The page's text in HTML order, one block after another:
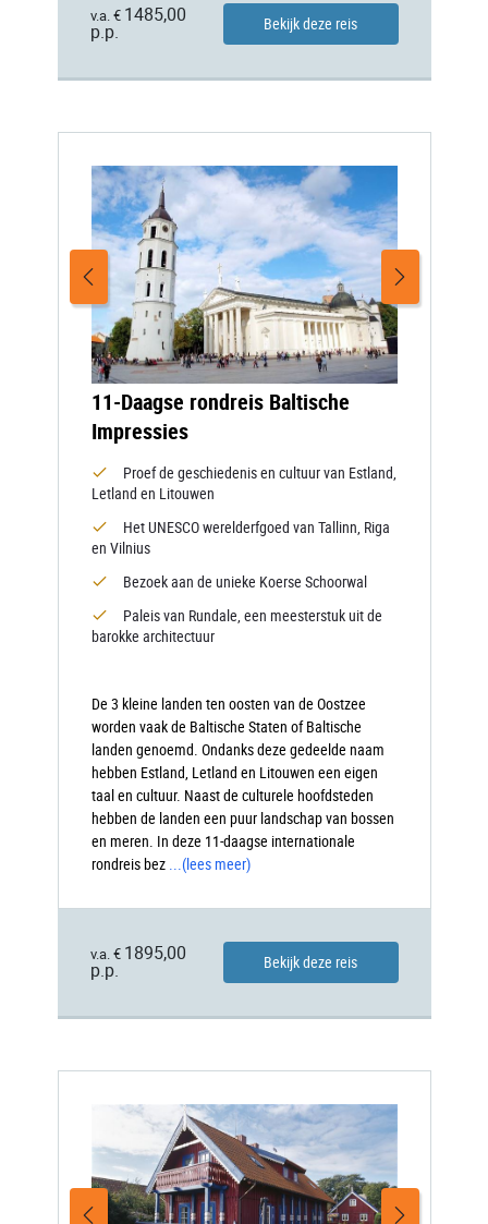
v.a. € 1485,00
p.p.
Bekijk deze reis
11-Daagse rondreis Baltische
Impressies
Proef de geschiedenis en cultuur van Estland,
Letland en Litouwen
Het UNESCO werelderfgoed van Tallinn, Riga
en Vilnius
Bezoek aan de unieke Koerse Schoorwal
Paleis van Rundale, een meesterstuk uit de
barokke architectuur
De 3 kleine landen ten oosten van de Oostzee
worden vaak de Baltische Staten of Baltische
landen genoemd. Ondanks deze gedeelde naam
hebben Estland, Letland en Litouwen een eigen
taal en cultuur. Naast de culturele hoofdsteden
hebben de landen een puur landschap van bossen
en meren. In deze 11-daagse internationale
rondreis bez ...(lees meer)
v.a. € 1895,00
p.p.
Bekijk deze reis